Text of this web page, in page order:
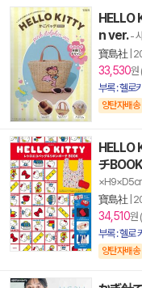
HELLO
n ver.-
寶島社
33,530원
부록 : 헬로
양탄자배송
HELLO
チBOOK
寶島社
34,510원
부록 : 헬로
양탄자배송